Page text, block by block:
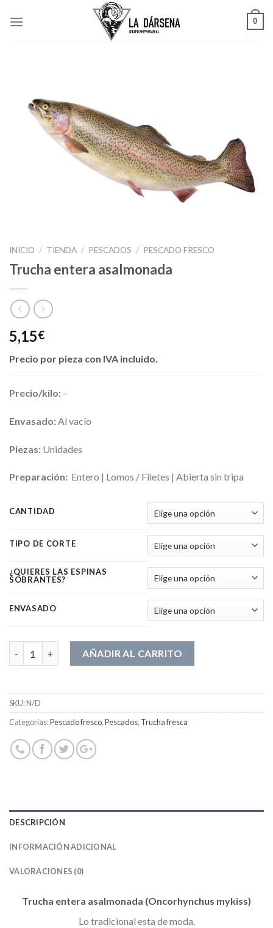
0
INICIO / TIENDA / PESCADOS / PESCADO FRESCO
Trucha entera asalmonada
5,15€
Precio por pieza con IVA incluido.
Precio/kilo: –
Envasado:Al vacío
Piezas: Unidades
Preparación: Entero | Lomos / Filetes | Abierta sin tripa
CANTIDAD
TIPO DE CORTE
¿QUIERES LAS ESPINAS
SOBRANTES?
ENVASADO
AÑADIR AL CARRITO
SKU:N/D
Categorías:Pescado fresco,Pescados, Trucha fresca
DESCRIPCIÓN
INFORMACIÓN ADICIONAL
VALORACIONES (0)
Trucha entera asalmonada (Oncorhynchus mykiss)
Lo tradicional esta de moda.